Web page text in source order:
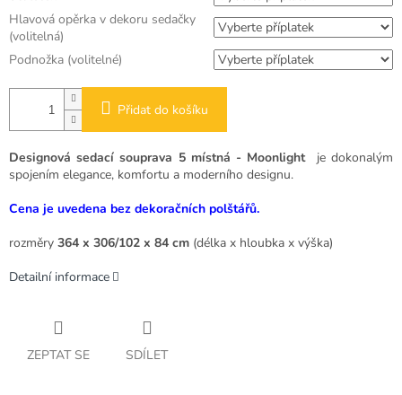
Hlavová opěrka v dekoru sedačky
(volitelná)
Podnožka (volitelné)
Přidat do košíku
Designová sedací souprava 5 místná - Moonlight je dokonalým
spojením elegance, komfortu a moderního designu.
Cena je uvedena bez dekoračních polštářů.
rozměry 364 x 306/102 x 84 cm (délka x hloubka x výška)
Detailní informace
ZEPTAT SE SDÍLET